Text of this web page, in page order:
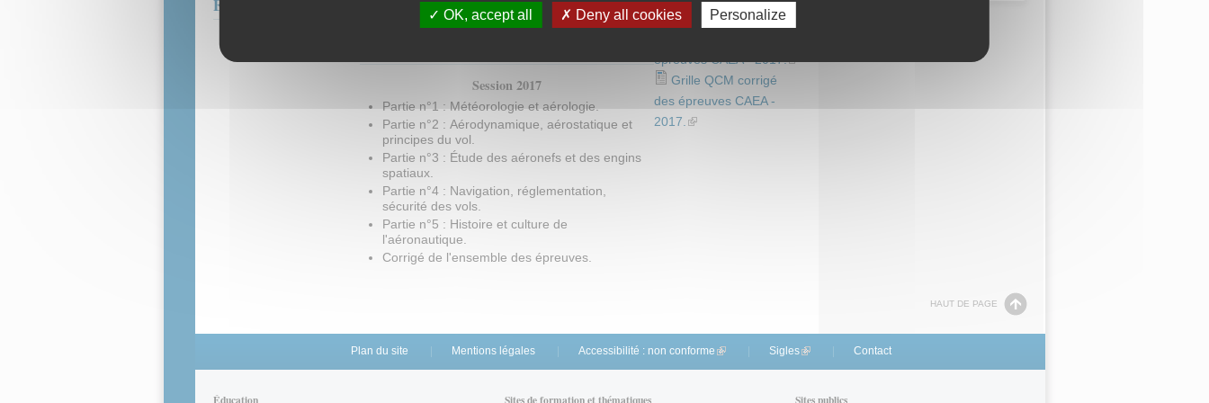
Épreuve CAEA - 2017
Certificat d'Aptitude à l'Enseignement
Session 2017
Partie n°1 : Météorologie et aérologie.
Partie n°2 : Aérodynamique, aérostatique et
principes du vol.
Partie n°3 : Étude des aéronefs et des engins
spatiaux.
Partie n°4 : Navigation, réglementation,
sécurité des vols.
Partie n°5 : Histoire et culture de
l'aéronautique.
Corrigé de l'ensemble des épreuves.
épreuves CAEA - 2017.(link is external)
Grille QCM corrigé
des épreuves CAEA -
2017. (link is external)
HAUT DE PAGE
Plan du site Mentions légales Accessibilité : non conforme (link is external)
Sigles(link is external)
Contact
Éducation Sites de formation et thématiques Sites publics
OK, accept all Deny all cookies Personalize